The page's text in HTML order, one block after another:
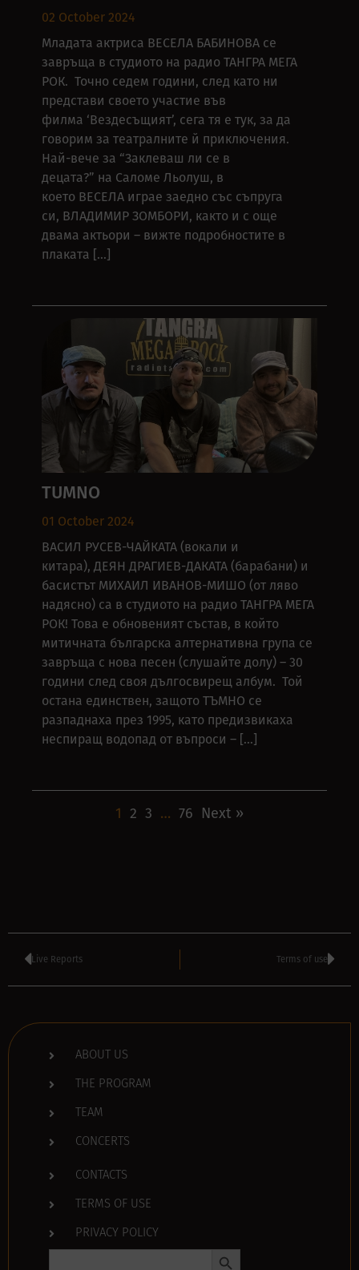
02 October 2024
Младата актриса ВЕСЕЛА БАБИНОВА се
завръща в студиото на радио ТАНГРА МЕГА
РОК. Точно седем години, след като ни
представи своето участие във
филма ‘Вездесъщият’, сега тя е тук, за да
говорим за театралните й приключения.
Най-вече за “Заклеваш ли се в
децата?” на Саломе Льолуш, в
което ВЕСЕЛА играе заедно със съпруга
си, ВЛАДИМИР ЗОМБОРИ, както и с още
двама актьори – вижте подробностите в
плаката […]
TUMNO
01 October 2024
ВАСИЛ РУСЕВ-ЧАЙКАТА (вокали и
китара), ДЕЯН ДРАГИЕВ-ДАКАТА (барабани) и
басистът МИХАИЛ ИВАНОВ-МИШО (от ляво
надясно) са в студиото на радио ТАНГРА МЕГА
РОК! Това е обновеният състав, в който
митичната българска алтернативна група се
завръща с нова песен (слушайте долу) – 30
години след своя дългосвирещ албум. Той
остана единствен, защото ТЪМНО се
разпаднаха през 1995, като предизвикаха
неспиращ водопад от въпроси – […]
1 2 3 … 76 Next »
Live Reports Terms of use
ABOUT US
THE PROGRAM
TEAM
CONCERTS
CONTACTS
TERMS OF USE
PRIVACY POLICY
Search Search Button